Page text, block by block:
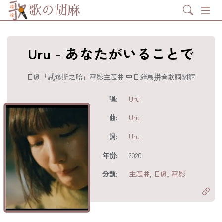
歌の胡麻 Search
Uru - あなたがいることで
日劇「忒修斯之船」電影主題曲 中日羅馬拼音歌詞翻譯
唱:
Uru
曲:
Uru
詞:
Uru
年份:
2020
分類:
主題曲 日劇 電影
享至 X
製鏈結